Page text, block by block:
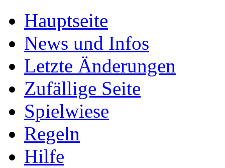
Hauptseite
News und Infos
Letzte Änderungen
Zufällige Seite
Spielwiese
Regeln
Hilfe